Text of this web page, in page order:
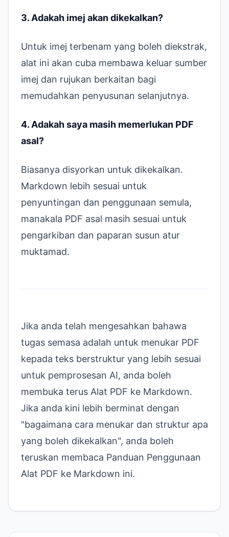
3. Adakah imej akan dikekalkan?
Untuk imej terbenam yang boleh diekstrak,
alat ini akan cuba membawa keluar sumber
imej dan rujukan berkaitan bagi
memudahkan penyusunan selanjutnya.
4. Adakah saya masih memerlukan PDF
asal?
Biasanya disyorkan untuk dikekalkan.
Markdown lebih sesuai untuk
penyuntingan dan penggunaan semula,
manakala PDF asal masih sesuai untuk
pengarkiban dan paparan susun atur
muktamad.
Jika anda telah mengesahkan bahawa
tugas semasa adalah untuk menukar PDF
kepada teks berstruktur yang lebih sesuai
untuk pemprosesan AI, anda boleh
membuka terus Alat PDF ke Markdown.
Jika anda kini lebih berminat dengan
"bagaimana cara menukar dan struktur apa
yang boleh dikekalkan", anda boleh
teruskan membaca Panduan Penggunaan
Alat PDF ke Markdown ini.